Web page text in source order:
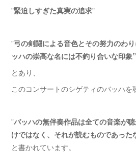
"緊迫しすぎた真実の追求"
”弓の剣闘による音色とその努力のわ
ッハの崇高な名には不釣り合いな印象
とあり、
このコンサートのシゲティのバッハを
”バッハの無伴奏作品は全ての音楽が
けではなく、それが読むものであっ
と書かれています。